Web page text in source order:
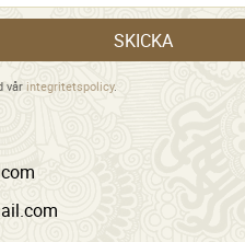
SKICKA
vårintegritetspolicy.